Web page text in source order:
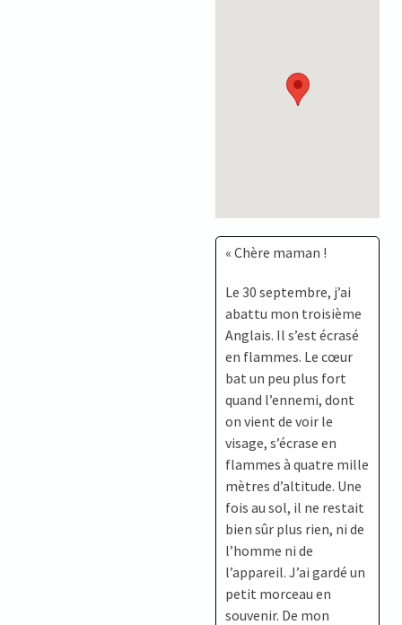
« Chère maman !
Le 30 septembre, j’ai
abattu mon troisième
Anglais. Il s’est écrasé
en flammes. Le cœur
bat un peu plus fort
quand l’ennemi, dont
on vient de voir le
visage, s’écrase en
flammes à quatre mille
mètres d’altitude. Une
fois au sol, il ne restait
bien sûr plus rien, ni de
l’homme ni de
l’appareil. J’ai gardé un
petit morceau en
souvenir. De mon